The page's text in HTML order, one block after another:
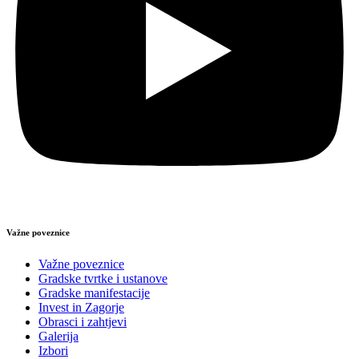
Važne poveznice
Važne poveznice
Gradske tvrtke i ustanove
Gradske manifestacije
Invest in Zagorje
Obrasci i zahtjevi
Galerija
Izbori